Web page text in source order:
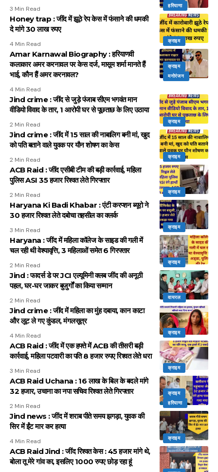
हरियाणा
3 Min Read
क्राइम
Honey trap : जींद में झूठे रेप केस में फंसाने की धमकी
दे मांगे 30 लाख रुपए
4 Min Read
क्राइम
मनोरंजन
Amar Karnawal Biography : हरियाणवी
कलाकार अमर करनावल पर केस दर्ज, मासूम शर्मा मानते हैं
भाई, कौन हैं अमर करनावल?
4 Min Read
क्राइम
Jind crime : जींद से जुड़े पंजाब सीएम भगवंत मान
वीडियो विवाद के तार, 1 आरोपी घर से पूछताछ के लिए उठाया
2 Min Read
क्राइम
Jind crime : जींद में 15 साल की नाबालिग बनी मां, खुद
को पति बताने वाले युवक पर यौन शोषण का केस
2 Min Read
क्राइम
ACB Raid : जींद एसीबी टीम की बड़ी कार्रवाई, महिला
पुलिस ASI 35 हजार रिश्वत लेते गिरफ्तार
2 Min Read
क्राइम
Haryana Ki Badi Khabar : एंटी करप्शन ब्यूरो ने
30 हजार रिश्वत लेते दबोचा तहसील का क्लर्क
3 Min Read
क्राइम
Haryana : जींद में महिला कॉलेज के साइड की गली में
चल रही थी वेश्यावृत्ति, 3 महिलाओं समेत 6 गिरफ्तार
2 Min Read
वायरल
Jind : फादर्स डे पर JCI एल्यूमिनी क्लब जींद की अनूठी
पहल, घर-घर जाकर बुजुर्गों का किया सम्मान
2 Min Read
क्राइम
Jind crime : जींद में महिला का मुंह दबाया, कान काटा
और लूट ले गए कुंडल, मंगलसूत्र
4 Min Read
क्राइम
ACB Raid : जींद में एक हफ्ते में ACB की तीसरी बड़ी
कार्रवाई, महिला पटवारी का पति 8 हजार रुपए रिश्वत लेते धरा
3 Min Read
क्राइम
हरियाणा
ACB Raid Uchana : 16 लाख के बिल के बदले मांगे
32 हजार, उचाना का नपा सचिव रिश्वत लेते गिरफ्तार
2 Min Read
क्राइम
Jind news : जींद में शराब पीते समय झगड़ा, युवक की
सिर में ईंट मार कर हत्या
4 Min Read
ACB Raid Jind : जींद रिश्वत केस : 45 हजार मांगे थे,
बोला तू मेरे गांव का, इसलिए 1000 रुपए छोड़ रहा हूं